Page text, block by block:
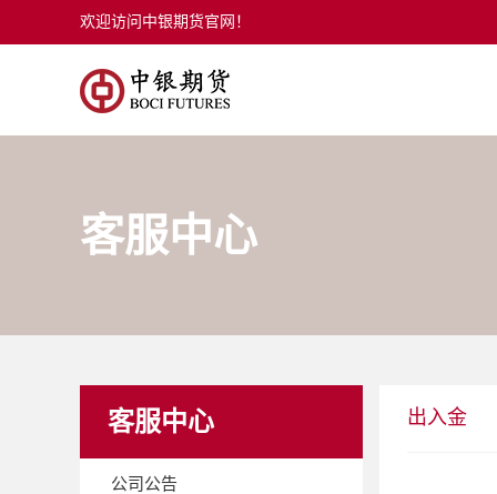
欢迎访问中银期货官网！
客服中心
客服中心
公司公告
出入金